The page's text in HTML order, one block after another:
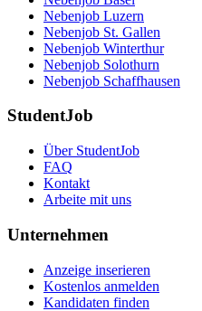
Nebenjob Luzern
Nebenjob St. Gallen
Nebenjob Winterthur
Nebenjob Solothurn
Nebenjob Schaffhausen
StudentJob
Über StudentJob
FAQ
Kontakt
Arbeite mit uns
Unternehmen
Anzeige inserieren
Kostenlos anmelden
Kandidaten finden